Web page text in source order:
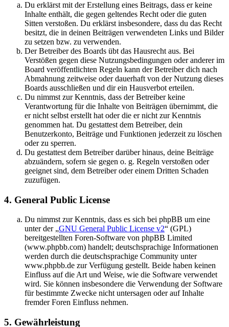
Du erklärst mit der Erstellung eines Beitrags, dass er keine
Inhalte enthält, die gegen geltendes Recht oder die guten
Sitten verstoßen. Du erklärst insbesondere, dass du das Recht
besitzt, die in deinen Beiträgen verwendeten Links und Bilder
zu setzen bzw. zu verwenden.
Der Betreiber des Boards übt das Hausrecht aus. Bei
Verstößen gegen diese Nutzungsbedingungen oder anderer im
Board veröffentlichten Regeln kann der Betreiber dich nach
Abmahnung zeitweise oder dauerhaft von der Nutzung dieses
Boards ausschließen und dir ein Hausverbot erteilen.
Du nimmst zur Kenntnis, dass der Betreiber keine
Verantwortung für die Inhalte von Beiträgen übernimmt, die
er nicht selbst erstellt hat oder die er nicht zur Kenntnis
genommen hat. Du gestattest dem Betreiber, dein
Benutzerkonto, Beiträge und Funktionen jederzeit zu löschen
oder zu sperren.
Du gestattest dem Betreiber darüber hinaus, deine Beiträge
abzuändern, sofern sie gegen o. g. Regeln verstoßen oder
geeignet sind, dem Betreiber oder einem Dritten Schaden
zuzufügen.
4. General Public License
Du nimmst zur Kenntnis, dass es sich bei phpBB um eine
unter der „GNU General Public License v2“ (GPL)
bereitgestellten Foren-Software von phpBB Limited
(www.phpbb.com) handelt; deutschsprachige Informationen
werden durch die deutschsprachige Community unter
www.phpbb.de zur Verfügung gestellt. Beide haben keinen
Einfluss auf die Art und Weise, wie die Software verwendet
wird. Sie können insbesondere die Verwendung der Software
für bestimmte Zwecke nicht untersagen oder auf Inhalte
fremder Foren Einfluss nehmen.
5. Gewährleistung